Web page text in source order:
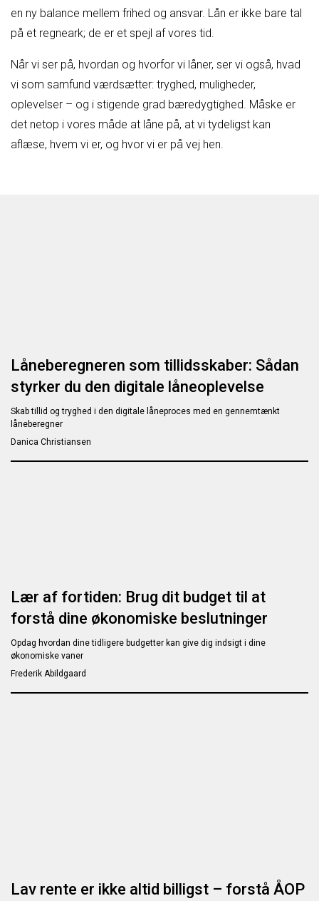
en ny balance mellem frihed og ansvar. Lån er ikke bare tal
på et regneark; de er et spejl af vores tid.
Når vi ser på, hvordan og hvorfor vi låner, ser vi også, hvad
vi som samfund værdsætter: tryghed, muligheder,
oplevelser – og i stigende grad bæredygtighed. Måske er
det netop i vores måde at låne på, at vi tydeligst kan
aflæse, hvem vi er, og hvor vi er på vej hen.
Låneberegneren som tillidsskaber: Sådan
styrker du den digitale låneoplevelse
Skab tillid og tryghed i den digitale låneproces med en gennemtænkt
låneberegner
Danica Christiansen
Lær af fortiden: Brug dit budget til at
forstå dine økonomiske beslutninger
Opdag hvordan dine tidligere budgetter kan give dig indsigt i dine
økonomiske vaner
Frederik Abildgaard
Lav rente er ikke altid billigst – forstå ÅOP